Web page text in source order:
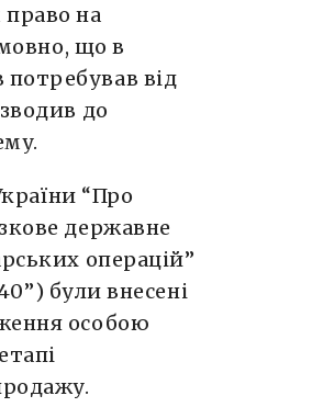
на
що в
від
до
“Про
державне
операцій”
були внесені
особою